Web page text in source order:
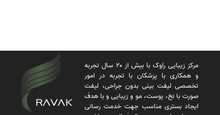
مرکز زیبایی راوک با بیش از ۲۰ سال تجربه
و همکاری با پزشکان با تجربه در امور
تخصصی لیفت بینی بدون جراحی، لیفت
صورت با نخ، پوست، مو و زیبایی و با هدف
ایجاد بستری مناسب جهت خدمت رسانی